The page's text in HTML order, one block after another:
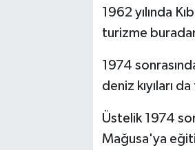
1962 yılında
turizme
1974
deniz kıyıları
Üstelik 1974
Mağusa'ya